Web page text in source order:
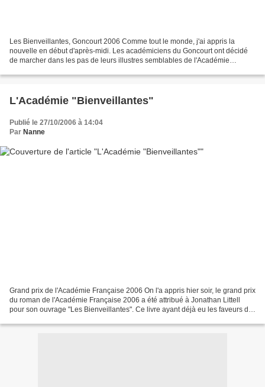
Les Bienveillantes, Goncourt 2006 Comme tout le monde, j'ai appris la
nouvelle en début d'après-midi. Les académiciens du Goncourt ont décidé
de marcher dans les pas de leurs illustres semblables de l'Académie
L'Académie "Bienveillantes"
Publié le 27/10/2006 à 14:04
Par Nanne
Grand prix de l'Académie Française 2006 On l'a appris hier soir, le grand prix
du roman de l'Académie Française 2006 a été attribué à Jonathan Littell
pour son ouvrage "Les Bienveillantes". Ce livre ayant déjà eu les faveurs de